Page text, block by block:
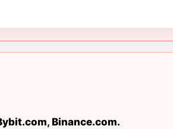
, Binance.com.